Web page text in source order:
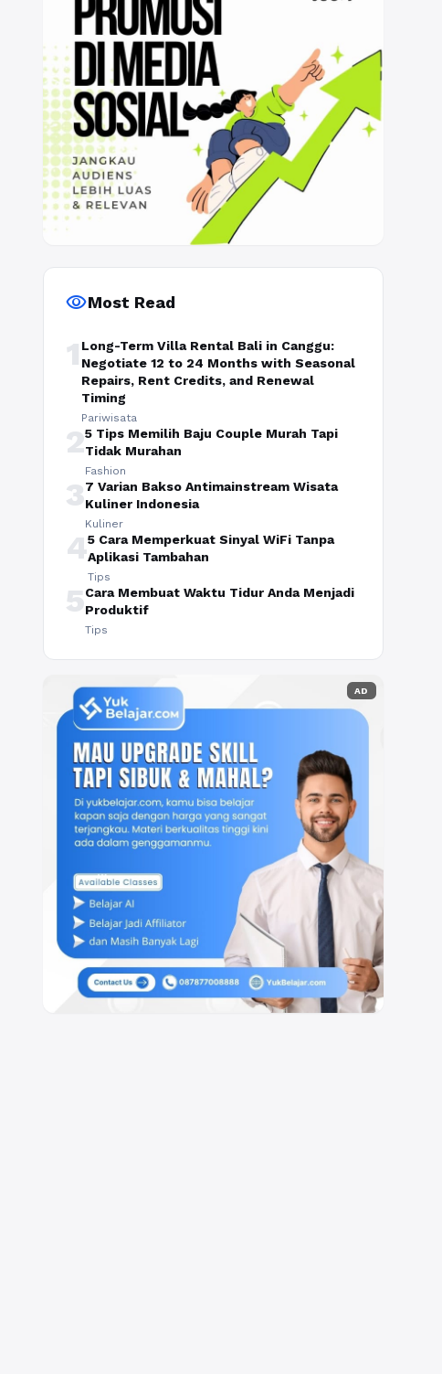
visibilityMost Read
1 Long-Term Villa Rental Bali in Canggu:
Negotiate 12 to 24 Months with Seasonal
Repairs, Rent Credits, and Renewal
Timing
Pariwisata
25 Tips Memilih Baju Couple Murah Tapi
Tidak Murahan
Fashion
37 Varian Bakso Antimainstream Wisata
Kuliner Indonesia
Kuliner
45 Cara Memperkuat Sinyal WiFi Tanpa
Aplikasi Tambahan
Tips
5Cara Membuat Waktu Tidur Anda Menjadi
Produktif
Tips
AD